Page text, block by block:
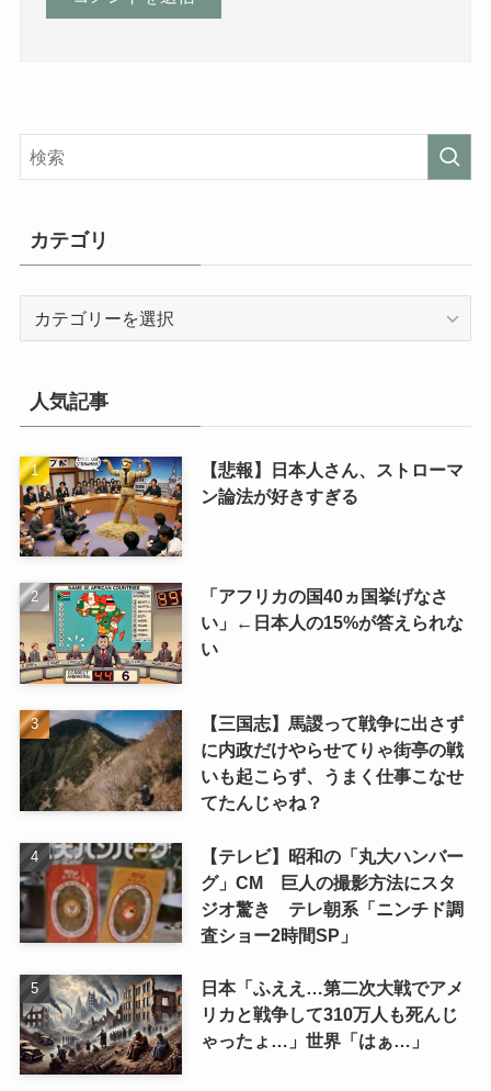
カテゴリ
人気記事
【悲報】日本人さん、ストローマ
ン論法が好きすぎる
「アフリカの国40ヵ国挙げなさ
い」←日本人の15%が答えられな
い
【三国志】馬謖って戦争に出さず
に内政だけやらせてりゃ街亭の戦
いも起こらず、うまく仕事こなせ
てたんじゃね？
【テレビ】昭和の「丸大ハンバー
グ」CM 巨人の撮影方法にスタ
ジオ驚き テレ朝系「ニンチド調
査ショー2時間SP」
日本「ふええ…第二次大戦でアメ
リカと戦争して310万人も死んじ
ゃったょ…」世界「はぁ…」